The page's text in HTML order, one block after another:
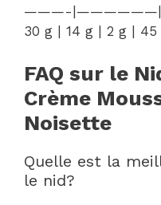
———-
30 g | 14 g | 2 g | 45
FAQ sur le
Crème
Noisette
Quelle est la
le nid?